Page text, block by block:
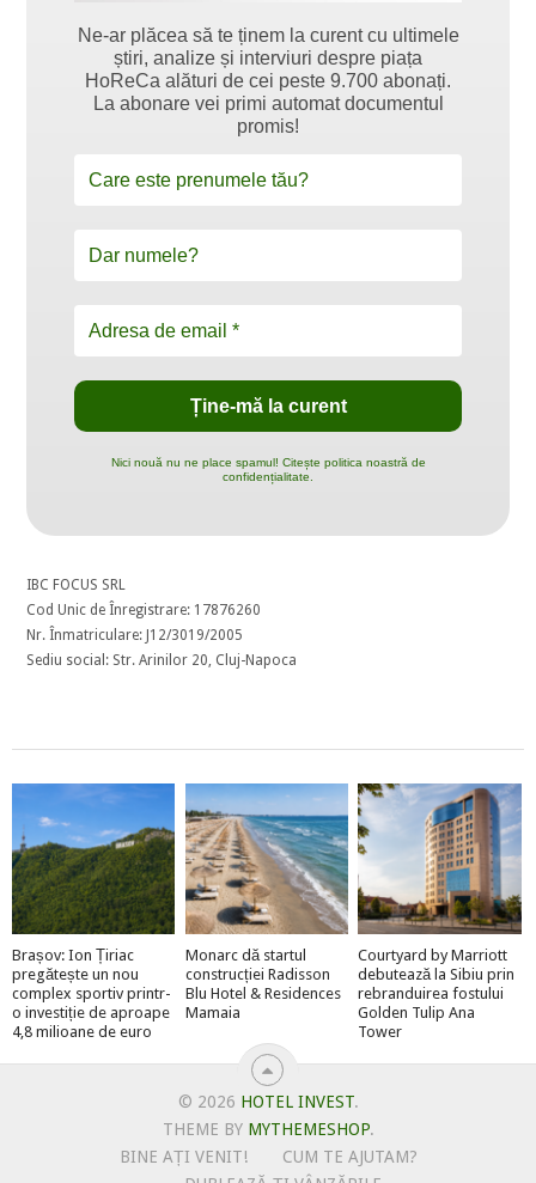
Ne-ar plăcea să te ținem la curent cu ultimele
știri, analize și interviuri despre piața
HoReCa alături de cei peste 9.700 abonați.
La abonare vei primi automat documentul
promis!
Nici nouă nu ne place spamul! Citește politica noastră de
confidențialitate.
IBC FOCUS SRL
Cod Unic de Înregistrare: 17876260
Nr. Înmatriculare: J12/3019/2005
Sediu social: Str. Arinilor 20, Cluj-Napoca
Brașov: Ion Țiriac
pregătește un nou
complex sportiv printr-
o investiție de aproape
4,8 milioane de euro
Monarc dă startul
construcției Radisson
Blu Hotel & Residences
Mamaia
Courtyard by Marriott
debutează la Sibiu prin
rebranduirea fostului
Golden Tulip Ana
Tower
© 2026 HOTEL INVEST.
THEME BY MYTHEMESHOP.
BINE AȚI VENIT!
CUM TE AJUTAM?